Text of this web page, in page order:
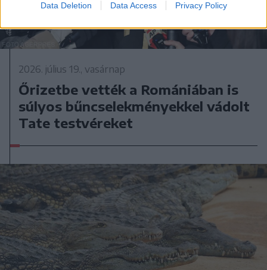
Data Deletion Data Access Privacy Policy
2026. július 19., vasárnap
Őrizetbe vették a Romániában is
súlyos bűncselekményekkel vádolt
Tate testvéreket